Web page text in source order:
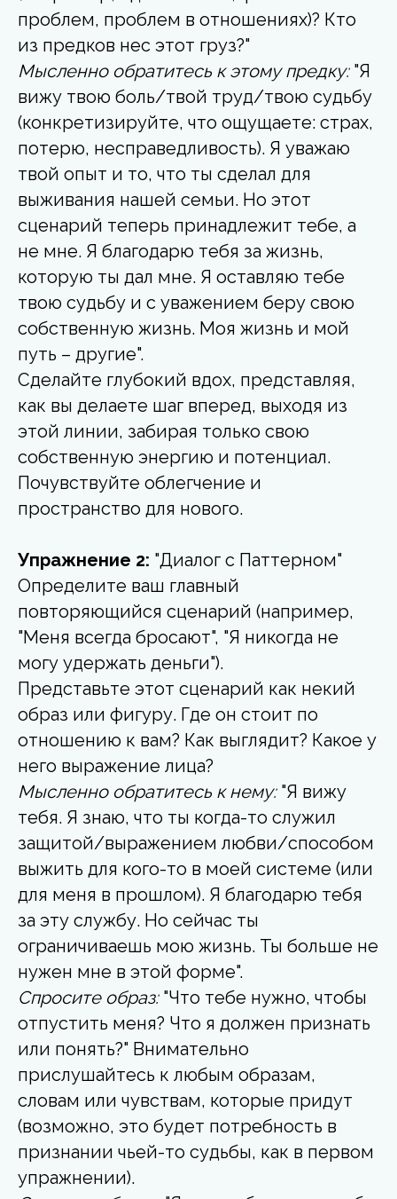
проблем, проблем в отношениях)? Кто
из предков нес этот груз?"
Мысленно обратитесь к этому предку:"Я
вижу твою боль/твой труд/твою судьбу
(конкретизируйте, что ощущаете: страх,
потерю, несправедливость). Я уважаю
твой опыт и то, что ты сделал для
выживания нашей семьи. Но этот
сценарий теперь принадлежит тебе, а
не мне. Я благодарю тебя за жизнь,
которую ты дал мне. Я оставляю тебе
твою судьбу и с уважением беру свою
собственную жизнь. Моя жизнь и мой
путь – другие".
Сделайте глубокий вдох, представляя,
как вы делаете шаг вперед, выходя из
этой линии, забирая только свою
собственную энергию и потенциал.
Почувствуйте облегчение и
пространство для нового.
Упражнение 2: "Диалог с Паттерном"
Определите ваш главный
повторяющийся сценарий (например,
"Меня всегда бросают", "Я никогда не
могу удержать деньги").
Представьте этот сценарий как некий
образ или фигуру. Где он стоит по
отношению к вам? Как выглядит? Какое у
него выражение лица?
Мысленно обратитесь к нему: "Я вижу
тебя. Я знаю, что ты когда-то служил
защитой/выражением любви/способом
выжить для кого-то в моей системе (или
для меня в прошлом). Я благодарю тебя
за эту службу. Но сейчас ты
ограничиваешь мою жизнь. Ты больше не
нужен мне в этой форме".
Спросите образ: "Что тебе нужно, чтобы
отпустить меня? Что я должен признать
или понять?" Внимательно
прислушайтесь к любым образам,
словам или чувствам, которые придут
(возможно, это будет потребность в
признании чьей-то судьбы, как в первом
упражнении).